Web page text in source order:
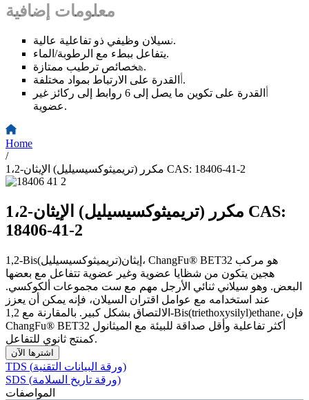
معلومات إضافية
نسيلان وظيفي ذو تفاعلية عالية.
يتفاعل ببطء مع الرطوبة/الماء.
هخصائص ترطيب ممتازة.
القدرة على الارتباط بمواد مختلفة.
القدرة على تكوين ما يصل إلى 6 روابط إلى ركائز غير
عضوية.
Home
/
1،2-مكرر (تريميثوكسيسيليل) الإيثان CAS: 18406-41-2
1،2-مكرر (تريميثوكسيسيليل) الإيثان CAS:
18406-41-2
1,2-Bis(تريميثوكسيسيليل)إيثان، ChangFu® BET32 هو مركب
هجين يتكون من شظايا عضوية وغير عضوية تتفاعل مع بعضها
البعض. وهو سيلاني ثنائي الأرجل مهم مع ست مجموعات ألكوكسي.
عند استخدامه مع عوامل اقتران السيلان، فإنه يمكن أن يعزز
الالتصاق بشكل كبير. بالمقارنة مع 1,2-Bis(triethoxysilyl)ethane، فإن
ChangFu® BET32 أكثر تفاعلية وأقل صداقة للبيئة مع الميثانول
كمنتج ثانوي للتفاعل.
اشترها الآن
TDS (ورقة البيانات التقنية)
SDS (ورقة تاريخ السلامة)
المواصفات